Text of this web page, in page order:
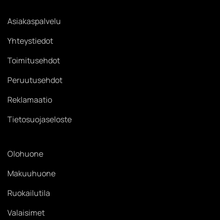
Asiakaspalvelu
Yhteystiedot
Toimitusehdot
Peruutusehdot
Reklamaatio
Tietosuojaseloste
Olohuone
Makuuhuone
Ruokailutila
Valaisimet